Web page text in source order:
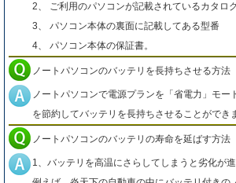
2、 ご利用のパソコンが記載されているカタロ
3、 パソコン本体の裏面に記載してある型番
4、 パソコン本体の保証書。
ノートパソコンのバッテリを長持ちさせる方法
ノートパソコンで電源プランを「省電力」モー
を節約してバッテリを長持ちさせることができ
ノートパソコンのバッテリの寿命を延ばす方法
1、バッテリを高温にさらしてしまうと劣化が進